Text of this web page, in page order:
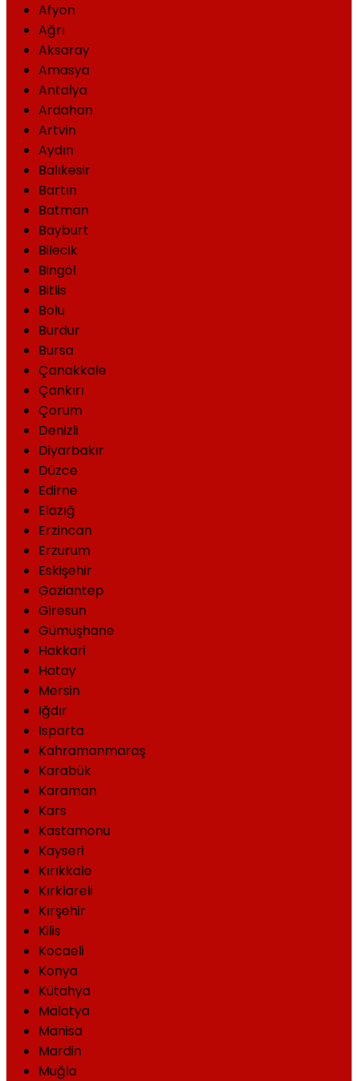
Afyon
Ağrı
Aksaray
Amasya
Antalya
Ardahan
Artvin
Aydın
Balıkesir
Bartın
Batman
Bayburt
Bilecik
Bingöl
Bitlis
Bolu
Burdur
Bursa
Çanakkale
Çankırı
Çorum
Denizli
Diyarbakır
Düzce
Edirne
Elazığ
Erzincan
Erzurum
Eskişehir
Gaziantep
Giresun
Gümüşhane
Hakkari
Hatay
Mersin
Iğdır
Isparta
Kahramanmaraş
Karabük
Karaman
Kars
Kastamonu
Kayseri
Kırıkkale
Kırklareli
Kırşehir
Kilis
Kocaeli
Konya
Kütahya
Malatya
Manisa
Mardin
Muğla